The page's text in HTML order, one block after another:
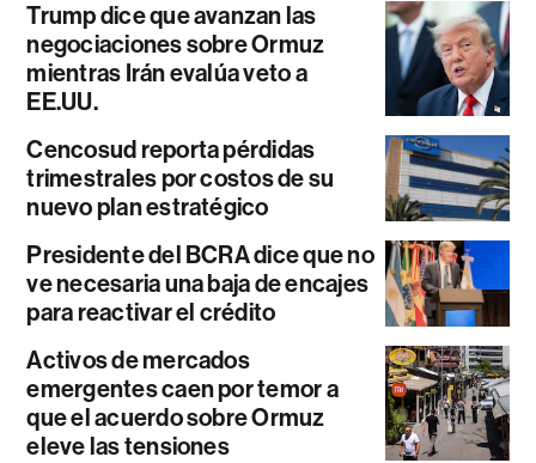
Trump dice que avanzan las
negociaciones sobre Ormuz
mientras Irán evalúa veto a
EE.UU.
Cencosud reporta pérdidas
trimestrales por costos de su
nuevo plan estratégico
Presidente del BCRA dice que no
ve necesaria una baja de encajes
para reactivar el crédito
Activos de mercados
emergentes caen por temor a
que el acuerdo sobre Ormuz
eleve las tensiones